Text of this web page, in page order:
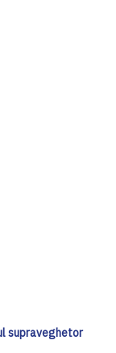
supraveghetor